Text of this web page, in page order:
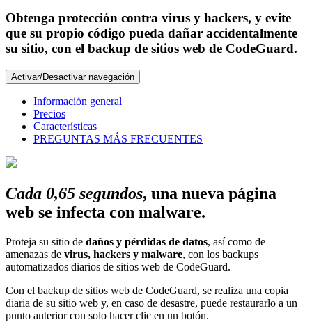
Obtenga protección contra virus y hackers, y evite
que su propio código pueda dañar accidentalmente
su sitio, con el backup de sitios web de CodeGuard.
Activar/Desactivar navegación
Información general
Precios
Características
PREGUNTAS MÁS FRECUENTES
Cada 0,65 segundos, una nueva página
web se infecta con malware.
Proteja su sitio de daños y pérdidas de datos, así como de
amenazas de virus, hackers y malware, con los backups
automatizados diarios de sitios web de CodeGuard.
Con el backup de sitios web de CodeGuard, se realiza una copia
diaria de su sitio web y, en caso de desastre, puede restaurarlo a un
punto anterior con solo hacer clic en un botón.